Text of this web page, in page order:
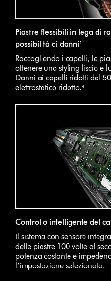
Piastre flessibili in lega di
possibilità di danni¹
Raccogliendo i capelli, le
ottenere uno styling liscio e
Danni ai capelli ridotti del
elettrostatico ridotto.⁴
Controllo intelligente del
Il sistema con sensore
delle piastre 100 volte al
potenza costante e
l’impostazione selezionata.